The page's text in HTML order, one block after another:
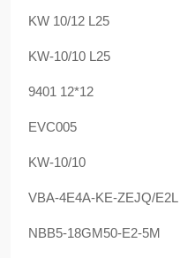
KW 10/12 L25
KW-10/10 L25
9401 12*12
EVC005
KW-10/10
VBA-4E4A-KE-ZEJQ/E2L
NBB5-18GM50-E2-5M